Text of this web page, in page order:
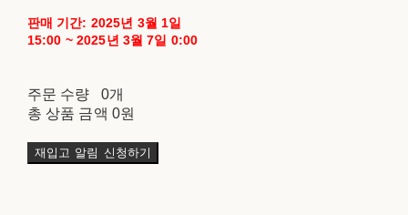
판매 기간: 2025년 3월 1일
15:00 ~ 2025년 3월 7일 0:00
주문 수량
0개
총 상품 금액 0원
재입고 알림 신청하기